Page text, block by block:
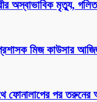
অস্বাভাবিক মৃত্যু,
মিজ কাউসার
ফোনালাপের পর তরুনের